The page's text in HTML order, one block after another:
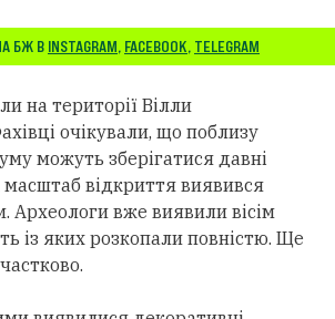
БЖ В INSTAGRAM, FACEBOOK, TELEGRAM
на території Вілли
очікували, що поблизу
можуть зберігатися давні
відкриття виявився
Археологи вже виявили вісім
із яких розкопали повністю. Ще